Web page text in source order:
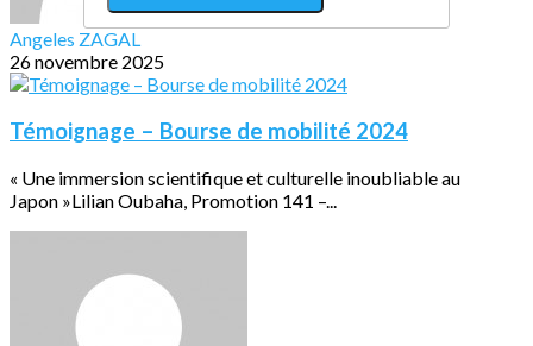
Angeles ZAGAL
26 novembre 2025
Témoignage – Bourse de mobilité 2024
« Une immersion scientifique et culturelle inoubliable au
Japon »Lilian Oubaha, Promotion 141 –...